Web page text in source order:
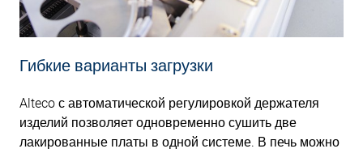
Гибкие варианты загрузки
Alteco с автоматической регулировкой держателя
изделий позволяет одновременно сушить две
лакированные платы в одной системе. В печь можно